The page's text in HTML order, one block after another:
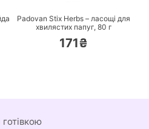
Padovan Stix Herbs – ласощі для
хвилястих папуг, 80 г
171₴